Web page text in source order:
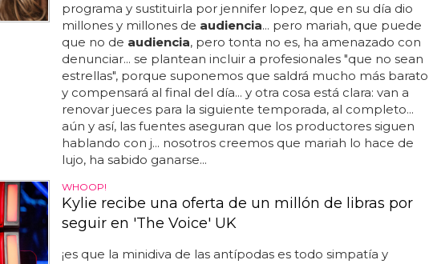
programa y sustituirla por jennifer lopez, que en su día dio
millones y millones de audiencia... pero mariah, que puede
que no de audiencia, pero tonta no es, ha amenazado con
denunciar... se plantean incluir a profesionales "que no sean
estrellas", porque suponemos que saldrá mucho más barato
y compensará al final del día... y otra cosa está clara: van a
renovar jueces para la siguiente temporada, al completo...
aún y así, las fuentes aseguran que los productores siguen
hablando con j... nosotros creemos que mariah lo hace de
lujo, ha sabido ganarse...
WHOOP!
Kylie recibe una oferta de un millón de libras por
seguir en 'The Voice' UK
¡es que la minidiva de las antípodas es todo simpatía y